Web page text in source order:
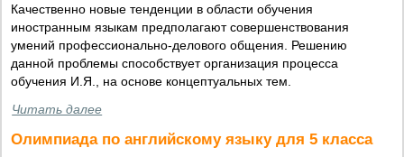
Качественно новые тенденции в области обучения
иностранным языкам предполагают совершенствования
умений профессионально-делового общения. Решению
данной проблемы способствует организация процесса
обучения И.Я., на основе концептуальных тем.
Читать далее
Олимпиада по английскому языку для 5 класса